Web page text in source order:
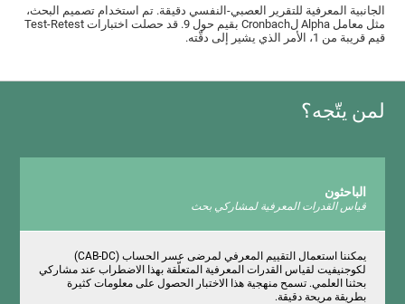
الجانبية المعرفية للتقرير العصبي-النفسي دقيقة. تم استخدام تصميم البحث،
مثل معامل Alpha لCronbach بقيم حول 9. قد حصلت اختبارات Test-Retest
قيم قريبة من 1، الأمر الذي يشير إلى دقّته.
لمن يتّجه؟
الباحثون
قياس القدرات المعرفية لمشاركي بحث
يمكننا استعمال التقييم المعرفي لمرضى عسر الحساب (CAB-DC)
لكوجنيفيت لقياس القدرات المعرفية المتعلّقة بهذا الاضطراب عند مشاركي
بحثنا العلمي. تسمح منهجية هذا الاختبار الحصول على معلومات كثيرة
بطريقة مريحة دقيقة.